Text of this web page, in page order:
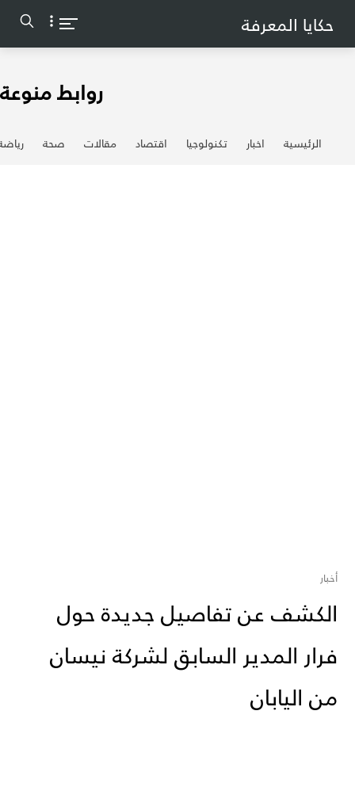
حكايا المعرفة
روابط منوعة
الرئيسية اخبار تكنولوجيا اقتصاد مقالات صحة
أخبار
الكشف عن تفاصيل جديدة حول
فرار المدير السابق لشركة نيسان
من اليابان